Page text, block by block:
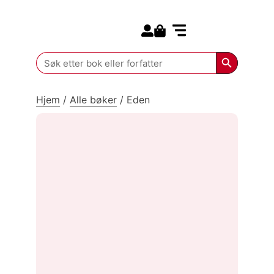
Search
for:
Search
Hjem / Alle bøker / Eden